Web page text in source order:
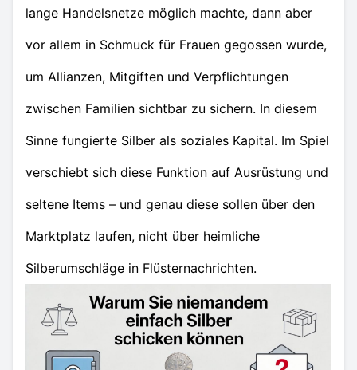
lange Handelsnetze möglich machte, dann aber
vor allem in Schmuck für Frauen gegossen wurde,
um Allianzen, Mitgiften und Verpflichtungen
zwischen Familien sichtbar zu sichern. In diesem
Sinne fungierte Silber als soziales Kapital. Im Spiel
verschiebt sich diese Funktion auf Ausrüstung und
seltene Items – und genau diese sollen über den
Marktplatz laufen, nicht über heimliche
Silberumschläge in Flüsternachrichten.